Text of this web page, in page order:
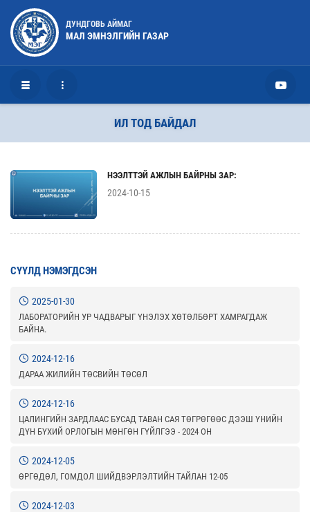
ДУНДГОВЬ АЙМАГ
МАЛ ЭМНЭЛГИЙН ГАЗАР
ИЛ ТОД БАЙДАЛ
НЭЭЛТТЭЙ АЖЛЫН БАЙРНЫ ЗАР:
2024-10-15
СҮҮЛД НЭМЭГДСЭН
2025-01-30
ЛАБОРАТОРИЙН УР ЧАДВАРЫГ ҮНЭЛЭХ ХӨТӨЛБӨРТ ХАМРАГДАЖ
БАЙНА.
2024-12-16
ДАРАА ЖИЛИЙН ТӨСВИЙН ТӨСӨЛ
2024-12-16
ЦАЛИНГИЙН ЗАРДЛААС БУСАД ТАВАН САЯ ТӨГРӨГӨӨС ДЭЭШ ҮНИЙН
ДҮН БҮХИЙ ОРЛОГЫН МӨНГӨН ГҮЙЛГЭЭ - 2024 ОН
2024-12-05
ӨРГӨДӨЛ, ГОМДОЛ ШИЙДВЭРЛЭЛТИЙН ТАЙЛАН 12-05
2024-12-03